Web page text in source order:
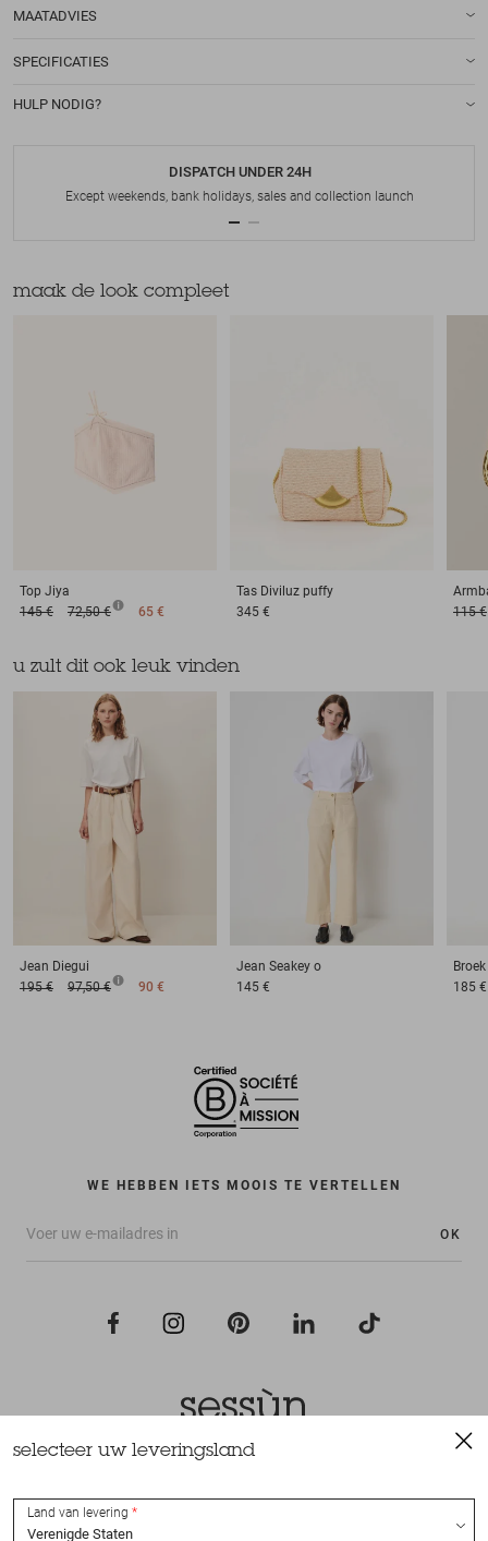
MAATADVIES
SPECIFICATIES
HULP NODIG?
DISPATCH UNDER 24H
Except weekends, bank holidays, sales and collection launch
maak de look compleet
Top Jiya
145 €
72,50 € 65 €
Tas Diviluz puffy
345 €
115 €
u zult dit ook leuk vinden
Jean Diegui
195 €
97,50 € 90 €
Jean Seakey o
145 €
Broek
185 €
WE HEBBEN IETS MOOIS TE VERTELLEN
OK
Alle rechten voorbehouden Sessùn 2022
selecteer uw leveringsland
Land van levering